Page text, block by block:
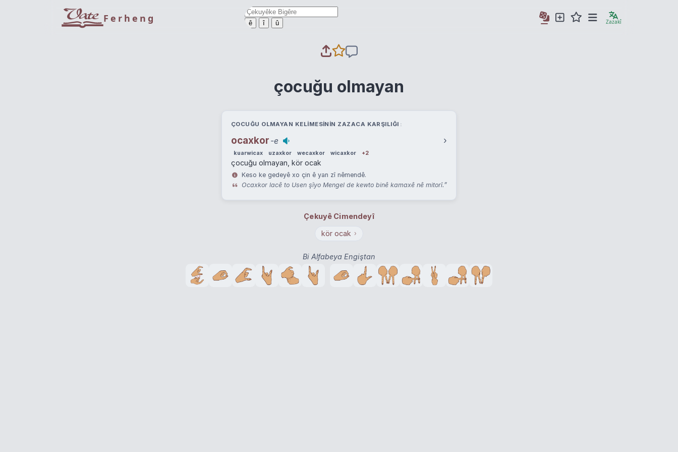
Ferheng ê î û Zazakî
çocuğu olmayan
ÇOCUĞU OLMAYAN KELIMESININ ZAZACA KARŞILIĞI
ocaxkor -e ›
kuarwicax uzaxkor wecaxkor wicaxkor +2
çocuğu olmayan, kör ocak
Keso ke gedeyê xo çin ê yan zî nêmendê.
Ocaxkor lacê to Usen şîyo Mengel de kewto binê kamaxê nê mitorî.”
Çekuyê Cimendeyî
kör ocak ›
Bi Alfabeya Engiştan